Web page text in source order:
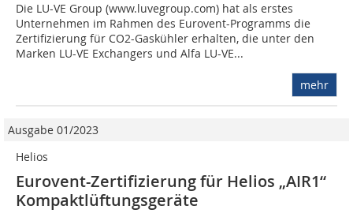
Die LU-VE Group (www.luvegroup.com) hat als erstes
Unternehmen im Rahmen des Eurovent-Programms die
Zertifizierung für CO2-­Gaskühler erhalten, die unter den
Marken LU-VE Exchangers und Alfa LU-VE...
mehr
Ausgabe 01/2023
Helios
Eurovent-Zertifizierung für Helios „AIR1“
Kompaktlüftungsgeräte